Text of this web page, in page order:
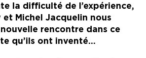
la difficulté de l’expérience,
et Michel Jacquelin nous
rencontre dans ce
qu’ils ont inventé...